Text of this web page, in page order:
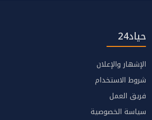
حياد24
الإشهار والإعلان
شروط الاستخدام
فريق العمل
سياسة الخصوصية